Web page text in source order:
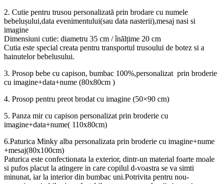
2. Cutie pentru trusou personalizată prin brodare cu numele
bebelușului,data evenimentului(sau data nasterii),mesaj nasi si
imagine
Dimensiuni cutie: diametru 35 cm / înălțime 20 cm
Cutia este special creata pentru transportul trusoului de botez si a
hainutelor bebelusului.
3. Prosop bebe cu capison, bumbac 100%,personalizat prin broderie
cu imagine+data+nume (80x80cm )
4. Prosop pentru preot brodat cu imagine (50×90 cm)
5. Panza mir cu capison personalizat prin broderie cu
imagine+data+nume( 110x80cm)
6.Paturica Minky alba personalizata prin broderie cu imagine+nume
+mesaj(80x100cm)
Paturica este confectionata la exterior, dintr-un material foarte moale
si pufos placut la atingere in care copilul d-voastra se va simti
minunat, iar la interior din bumbac uni.Potrivita pentru nou-